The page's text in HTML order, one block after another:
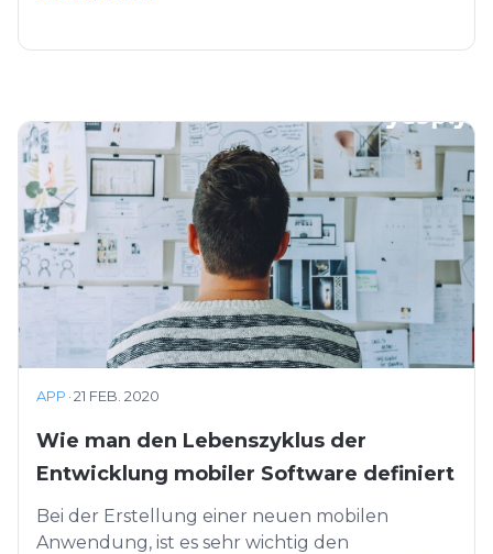
APP ·21 FEB. 2020
Wie man den Lebenszyklus der
Entwicklung mobiler Software definiert
Bei der Erstellung einer neuen mobilen
Anwendung, ist es sehr wichtig den